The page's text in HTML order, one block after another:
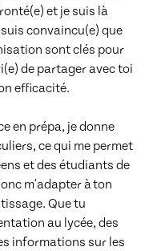
et je suis là
convaincu(e) que
sont clés pour
de partager avec toi
efficacité.
en prépa, je donne
ce qui me permet
et des étudiants de
m'adapter à ton
Que tu
au lycée, des